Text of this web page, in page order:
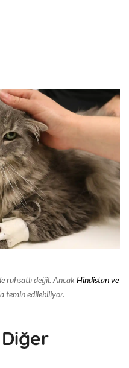
ruhsatlı değil. AncakHindistan ve
temin edilebiliyor.